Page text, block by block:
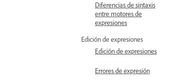
Diferencias de sintaxis
entre motores de
expresiones
Edición de expresiones
Edición de expresiones
Errores de expresión